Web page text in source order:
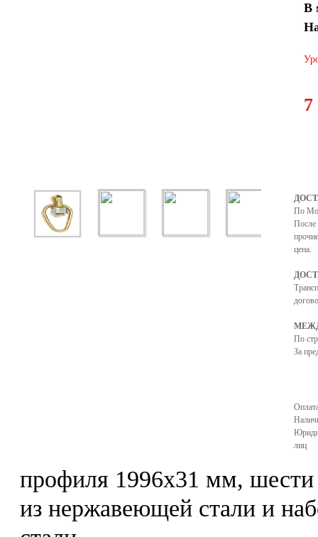
В
7
По
После
цена.
По
За
лиц
профиля 1996х31 мм,
из нержавеющей стали и